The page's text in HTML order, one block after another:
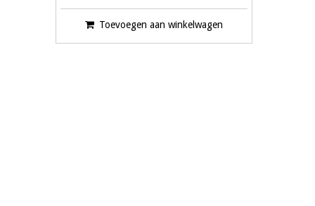
Toevoegen aan winkelwagen